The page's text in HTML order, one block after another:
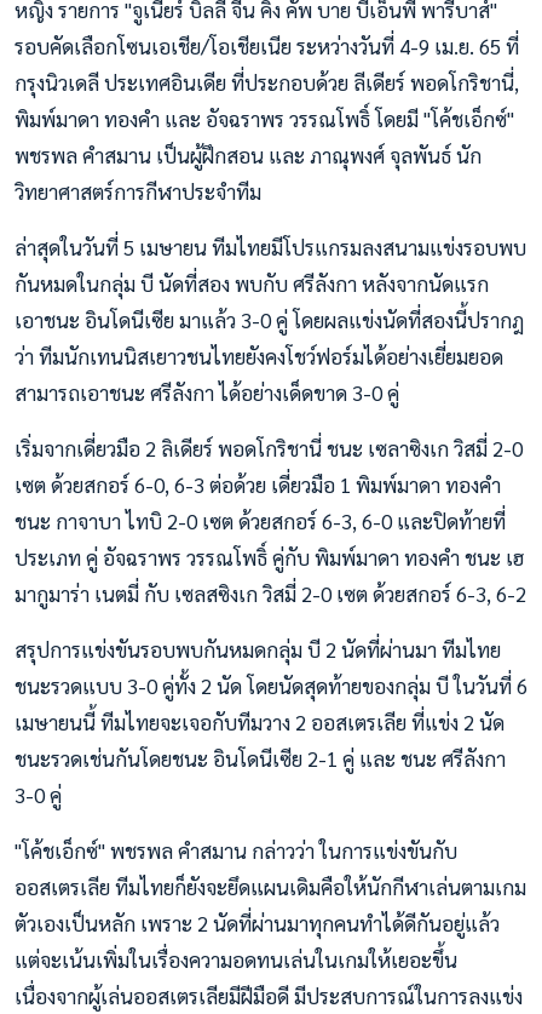
หญิง รายการ "จูเนียร์ บิลลี่ จีน คิง คัพ บาย บีเอ็นพี พารีบาส์"
รอบคัดเลือกโซนเอเชีย/โอเชียเนีย ระหว่างวันที่ 4-9 เม.ย. 65 ที่
กรุงนิวเดลี ประเทศอินเดีย ที่ประกอบด้วย ลีเดียร์ พอดโกริชานี่,
พิมพ์มาดา ทองคำ และ อัจฉราพร วรรณโพธิ์ โดยมี "โค้ชเอ็กซ์"
พชรพล คำสมาน เป็นผู้ฝึกสอน และ ภาณุพงศ์ จุลพันธ์ นัก
วิทยาศาสตร์การกีฬาประจำทีม
ล่าสุดในวันที่ 5 เมษายน ทีมไทยมีโปรแกรมลงสนามแข่งรอบพบ
กันหมดในกลุ่ม บี นัดที่สอง พบกับ ศรีลังกา หลังจากนัดแรก
เอาชนะ อินโดนีเซีย มาแล้ว 3-0 คู่ โดยผลแข่งนัดที่สองนี้ปรากฎ
ว่า ทีมนักเทนนิสเยาวชนไทยยังคงโชว์ฟอร์มได้อย่างเยี่ยมยอด
สามารถเอาชนะ ศรีลังกา ได้อย่างเด็ดขาด 3-0 คู่
เริ่มจากเดี่ยวมือ 2 ลิเดียร์ พอดโกริชานี่ ชนะ เซลาซิงเก วิสมี่ 2-0
เซต ด้วยสกอร์ 6-0, 6-3 ต่อด้วย เดี่ยวมือ 1 พิมพ์มาดา ทองคำ
ชนะ กาจาบา ไทบิ 2-0 เซต ด้วยสกอร์ 6-3, 6-0 และปิดท้ายที่
ประเภท คู่ อัจฉราพร วรรณโพธิ์ คู่กับ พิมพ์มาดา ทองคำ ชนะ เฮ
มากูมาร่า เนตมี่ กับ เซลสซิงเก วิสมี่ 2-0 เซต ด้วยสกอร์ 6-3, 6-2
สรุปการแข่งขันรอบพบกันหมดกลุ่ม บี 2 นัดที่ผ่านมา ทีมไทย
ชนะรวดแบบ 3-0 คู่ทั้ง 2 นัด โดยนัดสุดท้ายของกลุ่ม บี ในวันที่ 6
เมษายนนี้ ทีมไทยจะเจอกับทีมวาง 2 ออสเตรเลีย ที่แข่ง 2 นัด
ชนะรวดเช่นกันโดยชนะ อินโดนีเซีย 2-1 คู่ และ ชนะ ศรีลังกา
3-0 คู่
"โค้ชเอ็กซ์" พชรพล คำสมาน กล่าวว่า ในการแข่งขันกับ
ออสเตรเลีย ทีมไทยก็ยังจะยึดแผนเดิมคือให้นักกีฬาเล่นตามเกม
ตัวเองเป็นหลัก เพราะ 2 นัดที่ผ่านมาทุกคนทำได้ดีกันอยู่แล้ว
แต่จะเน้นเพิ่มในเรื่องความอดทนเล่นในเกมให้เยอะขึ้น
เนื่องจากผู้เล่นออสเตรเลียมีฝีมือดี มีประสบการณ์ในการลงแข่ง